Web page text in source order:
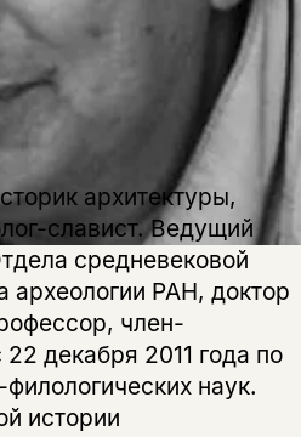
архитектуры,
славист. Ведущий
средневековой
археологии РАН, доктор
член-
декабря 2011 года по
наук.
истории
Телеграм Дзен
да
назад